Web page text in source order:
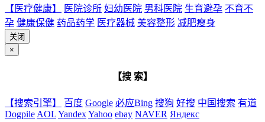
【医疗健康】
医院诊所 妇幼医院 男科医院 生育避孕 不育不
孕 健康保健 药品药学 医疗器械 美容整形 减肥瘦身
关闭
×
【搜 索】
【搜索引擎】 百度 Google 必应Bing 搜狗 好搜 中国搜索 有道
Dogpile AOLYandexYahoo ebay NAVER Яндекс